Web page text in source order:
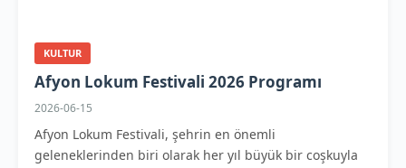
KULTUR
Afyon Lokum Festivali 2026 Programı
2026-06-15
Afyon Lokum Festivali, şehrin en önemli
geleneklerinden biri olarak her yıl büyük bir coşkuyla